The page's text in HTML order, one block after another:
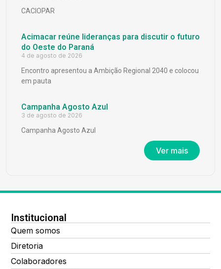
CACIOPAR
Acimacar reúne lideranças para discutir o futuro
do Oeste do Paraná
4 de agosto de 2026
Encontro apresentou a Ambição Regional 2040 e colocou
em pauta
Campanha Agosto Azul
3 de agosto de 2026
Campanha Agosto Azul
Ver mais
Institucional
Quem somos
Diretoria
Colaboradores